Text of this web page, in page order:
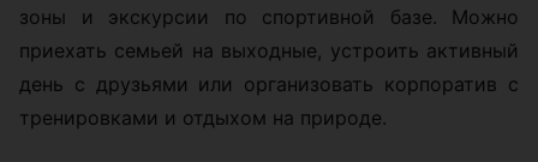
зоны и экскурсии по спортивной базе. Можно
приехать семьей на выходные, устроить активный
день с друзьями или организовать корпоратив с
тренировками и отдыхом на природе.